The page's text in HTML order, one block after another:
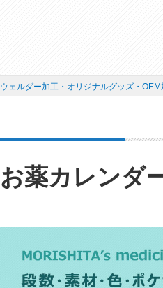
ウェルダー加工・オリジナルグッズ・
お薬カレンダ